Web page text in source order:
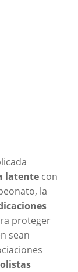
latentecon
la
proteger
sean